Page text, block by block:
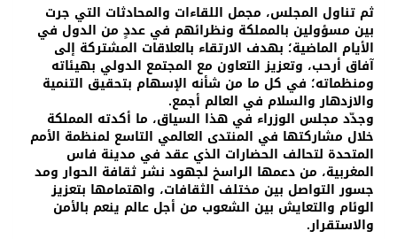
ثم تناول المجلس، مجمل اللقاءات والمحادثات التي جرت
بين مسؤولين بالمملكة ونظرائهم في عددٍ من الدول في
الأيام الماضية؛ بهدف الارتقاء بالعلاقات المشتركة إلى
آفاق أرحب، وتعزيز التعاون مع المجتمع الدولي بهيئاته
ومنظماته؛ في كل ما من شأنه الإسهام بتحقيق التنمية
والازدهار والسلام في العالم أجمع.
وجدّد مجلس الوزراء في هذا السياق، ما أكدته المملكة
خلال مشاركتها في المنتدى العالمي التاسع لمنظمة الأمم
المتحدة لتحالف الحضارات الذي عقد في مدينة فاس
المغربية، من دعمها الراسخ لجهود نشر ثقافة الحوار ومد
جسور التواصل بين مختلف الثقافات، واهتمامها بتعزيز
الوئام والتعايش بين الشعوب من أجل عالم ينعم بالأمن
والاستقرار.